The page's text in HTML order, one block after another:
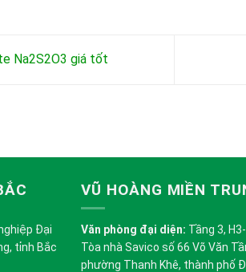
Na2S2O3 giá tốt
Đại
tỉnh Bắc
VŨ HOÀNG MIỀN
Văn phòng đại diện: Tầng 3,
Tòa nhà Savico số 66 Võ Văn
phường Thanh Khê, thành phố